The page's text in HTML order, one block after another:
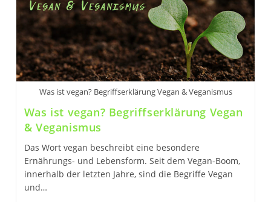
Was ist vegan? Begriffserklärung Vegan & Veganismus
Was ist vegan? Begriffserklärung Vegan
& Veganismus
Das Wort vegan beschreibt eine besondere
Ernährungs- und Lebensform. Seit dem Vegan-Boom,
innerhalb der letzten Jahre, sind die Begriffe Vegan
und…